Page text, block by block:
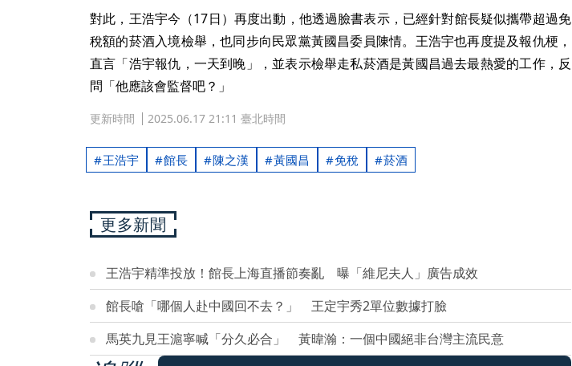
對此，王浩宇今（17日）再度出動，他透過臉書表示，已經針對館長疑似攜帶超過免
稅額的菸酒入境檢舉，也同步向民眾黨黃國昌委員陳情。王浩宇也再度提及報仇梗，
直言「浩宇報仇，一天到晚」，並表示檢舉走私菸酒是黃國昌過去最熱愛的工作，反
問「他應該會監督吧？」
更新時間 2025.06.17 21:11 臺北時間
王浩宇 館長 陳之漢 黃國昌 免稅 菸酒
更多新聞
王浩宇精準投放！館長上海直播節奏亂 曝「維尼夫人」廣告成效
館長嗆「哪個人赴中國回不去？」 王定宇秀2單位數據打臉
馬英九見王滬寧喊「分久必合」 黃暐瀚：一個中國絕非台灣主流民意